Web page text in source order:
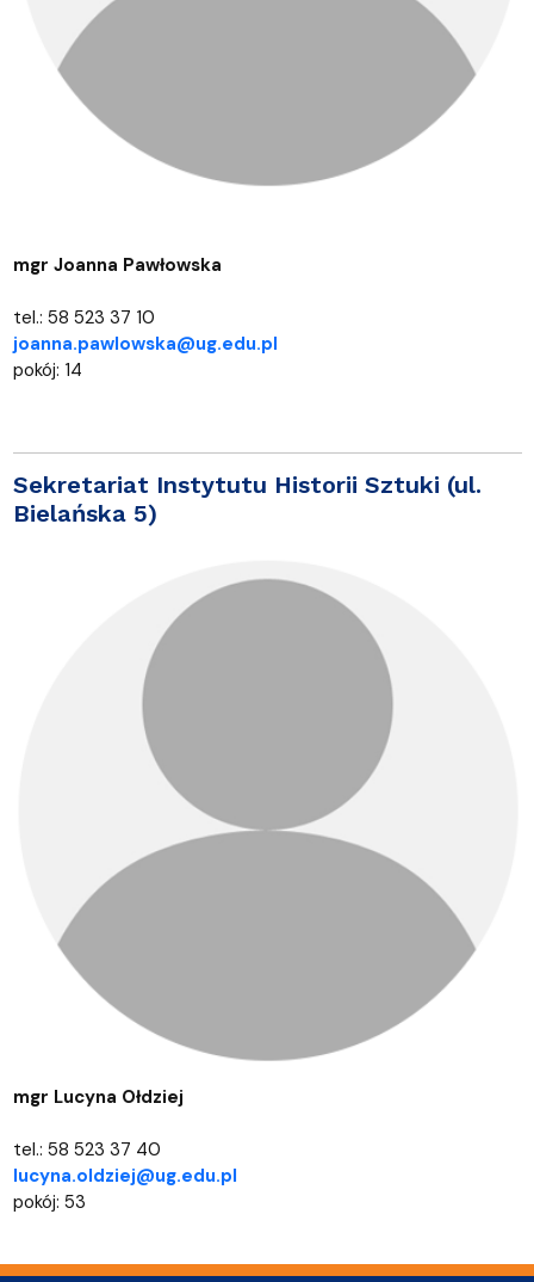
mgr Joanna Pawłowska
tel.: 58 523 37 10
joanna.pawlowska@ug.edu.pl
pokój: 14
Sekretariat Instytutu Historii Sztuki (ul.
Bielańska 5)
mgr Lucyna Ołdziej
tel.: 58 523 37 40
lucyna.oldziej@ug.edu.pl
pokój: 53